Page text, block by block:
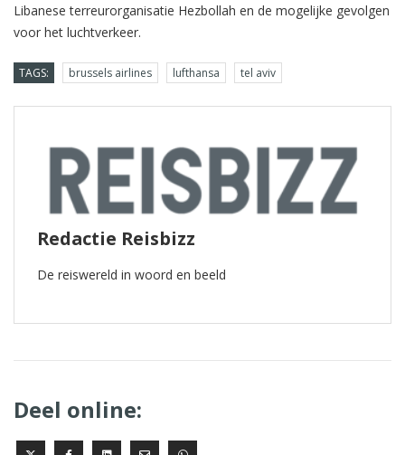
Libanese terreurorganisatie Hezbollah en de mogelijke gevolgen
voor het luchtverkeer.
TAGS: brussels airlines lufthansa tel aviv
Redactie Reisbizz
De reiswereld in woord en beeld
Deel online: